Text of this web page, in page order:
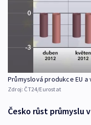
Průmyslová produkce EU
Zdroj: ČT24/Eurostat
Česko růst průmyslu